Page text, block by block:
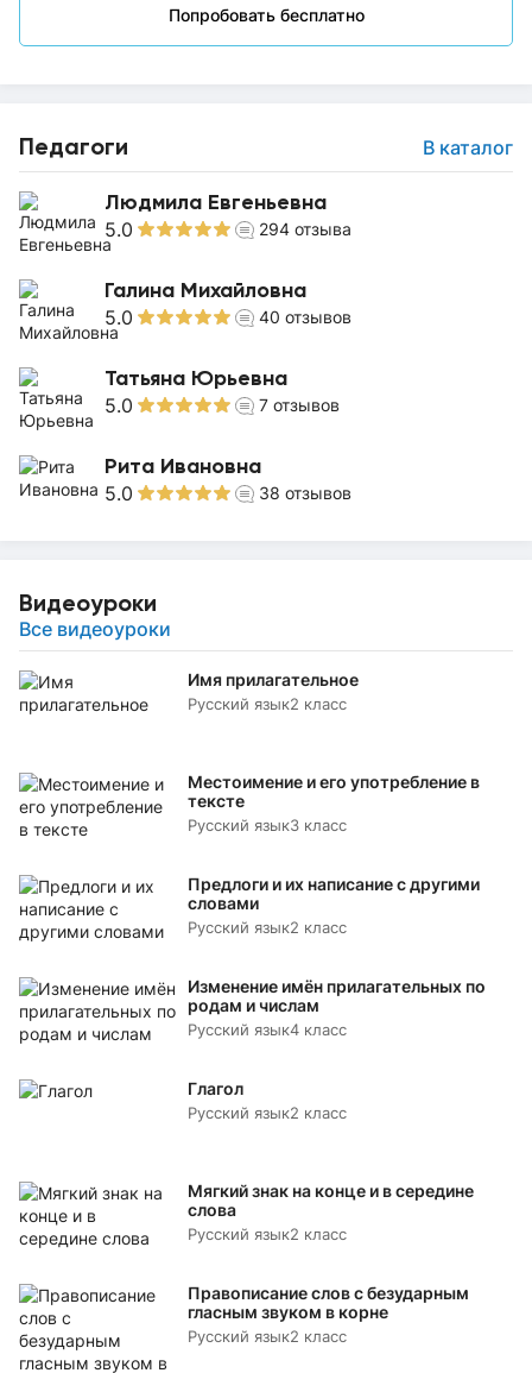
Попробовать бесплатно
Педагоги В каталог
Людмила Евгеньевна
5.0 294 отзыва
Галина Михайловна
5.0 40 отзывов
Татьяна Юрьевна
5.0 7 отзывов
Рита Ивановна
5.0 38 отзывов
Видеоуроки
Все видеоуроки
Имя прилагательное
Русский язык2 класс
Местоимение и его употребление в
тексте
Русский язык3 класс
Предлоги и их написание с другими
словами
Русский язык2 класс
Изменение имён прилагательных по
родам и числам
Русский язык4 класс
Глагол
Русский язык2 класс
Мягкий знак на конце и в середине
слова
Русский язык2 класс
Правописание слов с безударным
гласным звуком в корне
Русский язык2 класс